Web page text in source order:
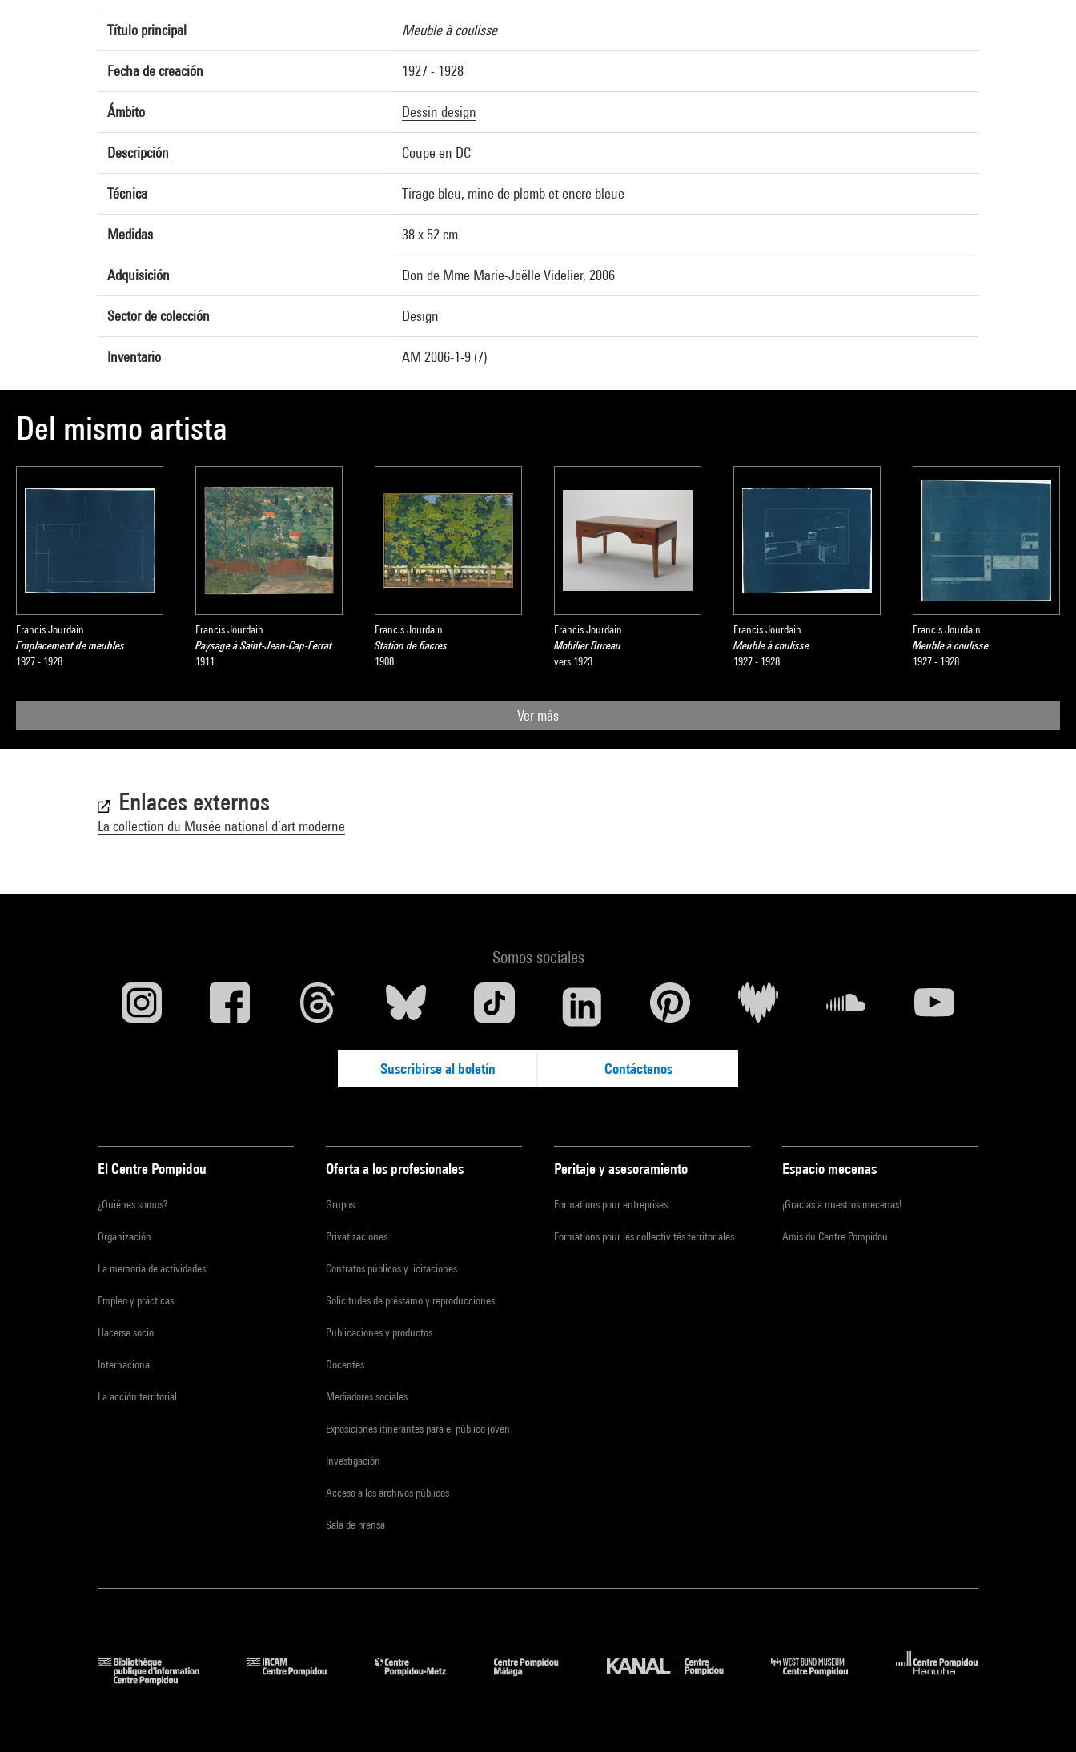
Título principal Meuble à coulisse
Fecha de creación 1927 - 1928
Ámbito Dessin design
Descripción Coupe en DC
Técnica Tirage bleu, mine de plomb et encre bleue
Medidas 38 x 52 cm
Adquisición Don de Mme Marie-Joëlle Videlier, 2006
Sector de colección Design
Inventario AM 2006-1-9 (7)
Del mismo artista
Francis Jourdain
Emplacement de meubles
1927 - 1928
Francis Jourdain
Paysage à Saint-Jean-Cap-Ferrat
1911
Francis Jourdain
Station de fiacres
1908
Francis Jourdain
Mobilier Bureau
vers 1923
Francis Jourdain
Meuble à coulisse
1927 - 1928
Francis Jourdain
Meuble à coulisse
1927 - 1928
Ver más
Enlaces externos
La collection du Musée national d’art moderne
Somos sociales
Suscribirse al boletín Contáctenos
El Centre Pompidou
¿Quiénes somos?
Organización
La memoria de actividades
Empleo y prácticas
Hacerse socio
Internacional
La acción territorial
Oferta a los profesionales
Grupos
Privatizaciones
Contratos públicos y licitaciones
Solicitudes de préstamo y reproducciones
Publicaciones y productos
Docentes
Mediadores sociales
Exposiciones itinerantes para el público joven
Investigación
Acceso a los archivos públicos
Sala de prensa
Peritaje y asesoramiento
Formations pour entreprises
Formations pour les collectivités territoriales
Espacio mecenas
¡Gracias a nuestros mecenas!
Amis du Centre Pompidou